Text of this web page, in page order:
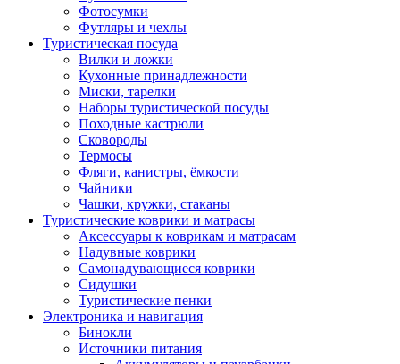
Фотосумки
Футляры и чехлы
Туристическая посуда
Вилки и ложки
Кухонные принадлежности
Миски, тарелки
Наборы туристической посуды
Походные кастрюли
Сковороды
Термосы
Фляги, канистры, ёмкости
Чайники
Чашки, кружки, стаканы
Туристические коврики и матрасы
Аксессуары к коврикам и матрасам
Надувные коврики
Самонадувающиеся коврики
Сидушки
Туристические пенки
Электроника и навигация
Бинокли
Источники питания